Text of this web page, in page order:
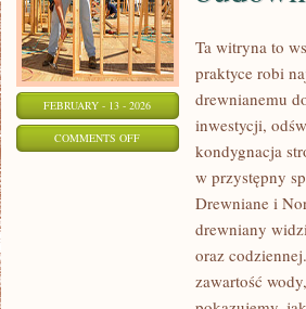
FEBRUARY - 13 - 2026
COMMENTS OFFON
BUDOWNICTWIE
Ta witryna to
praktyce robi
drewnianemu
inwestycji,
kondygnacja
w przystępny
Drewniane i
drewniany
oraz
zawartość